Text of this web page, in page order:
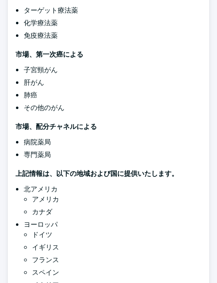
ターゲット療法薬
化学療法薬
免疫療法薬
市場、第一次癌による
子宮頸がん
肝がん
肺癌
その他のがん
市場、配分チャネルによる
病院薬局
専門薬局
上記情報は、以下の地域および国に提供いたします。
北アメリカ
アメリカ
カナダ
ヨーロッパ
ドイツ
イギリス
フランス
スペイン